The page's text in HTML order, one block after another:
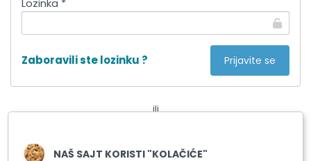
Lozinka *
Zaboravili ste lozinku ?
ili
Registrujte nalog
NAŠ SAJT KORISTI "KOLAČIĆE"